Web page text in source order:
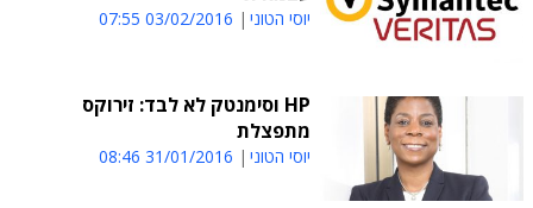
יוסי הטוני 03/02/2016 07:55
HP וסימנטק לא לבד: זירוקס
מתפצלת
יוסי הטוני 31/01/2016 08:46